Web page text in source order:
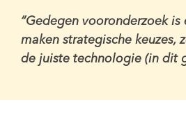
“Gedegen vooronderzoek is
maken strategische keuzes,
de juiste technologie (in dit